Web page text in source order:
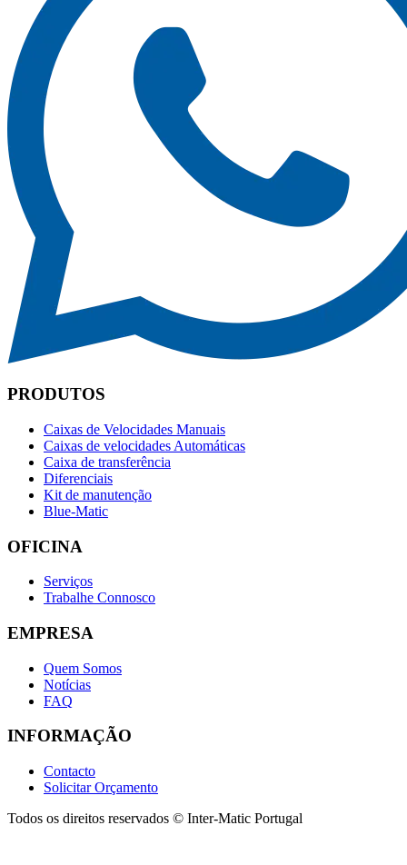
PRODUTOS
Caixas de Velocidades Manuais
Caixas de velocidades Automáticas
Caixa de transferência
Diferenciais
Kit de manutenção
Blue-Matic
OFICINA
Serviços
Trabalhe Connosco
EMPRESA
Quem Somos
Notícias
FAQ
INFORMAÇÃO
Contacto
Solicitar Orçamento
Todos os direitos reservados © Inter-Matic Portugal